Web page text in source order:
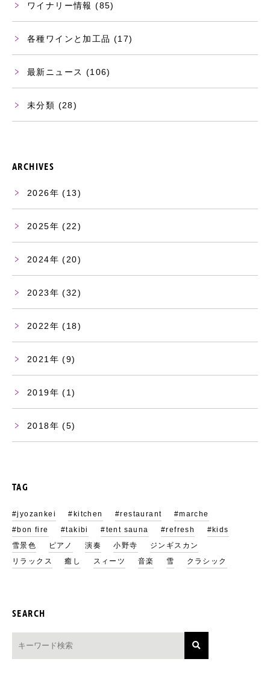
ワイナリー情報 (85)
各種ワインと加工品 (17)
最新ニュース (106)
未分類 (28)
ARCHIVES
2026 (13)
2025 (22)
2024 (20)
2023 (32)
2022 (18)
2021 (9)
2019 (1)
2018 (5)
TAG
#jyozankei #kitchen #restaurant
#marche
#bon fire
#takibi #tent sauna #refresh
#kids
雪景色
ピアノ 演奏 小野寺
ジンギスカン
リラックス
癒し スィーツ 音楽 雪 クラシック
SEARCH